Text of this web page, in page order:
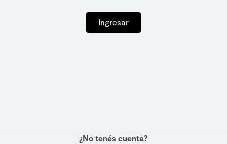
Ingresar
¿No tenés cuenta?